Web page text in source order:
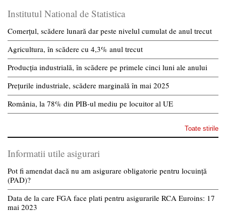
Institutul National de Statistica
Comerțul, scădere lunară dar peste nivelul cumulat de anul trecut
Agricultura, în scădere cu 4,3% anul trecut
Producția industrială, în scădere pe primele cinci luni ale anului
Prețurile industriale, scădere marginală în mai 2025
România, la 78% din PIB-ul mediu pe locuitor al UE
Toate stirile
Informatii utile asigurari
Pot fi amendat dacă nu am asigurare obligatorie pentru locuință
(PAD)?
Data de la care FGA face plati pentru asigurarile RCA Euroins: 17
mai 2023